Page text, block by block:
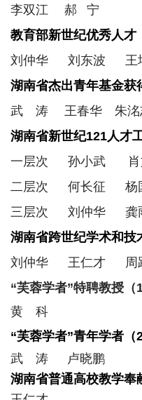
李双江 郝 宁
教育部新世纪优秀人才
刘仲华 刘东波 王
湖南省杰出青年基金获
武 涛 王春华 朱洺
湖南省新世纪121人才
一层次 孙小武
二层次 何长征 杨
三层次 刘仲华 龚
湖南省跨世纪学术和技
刘仲华 王仁才 周
“芙蓉学者”特聘教授（1
黄 科
“芙蓉学者”青年学者（2
武 涛 卢晓鹏
湖南省普通高校教学奉